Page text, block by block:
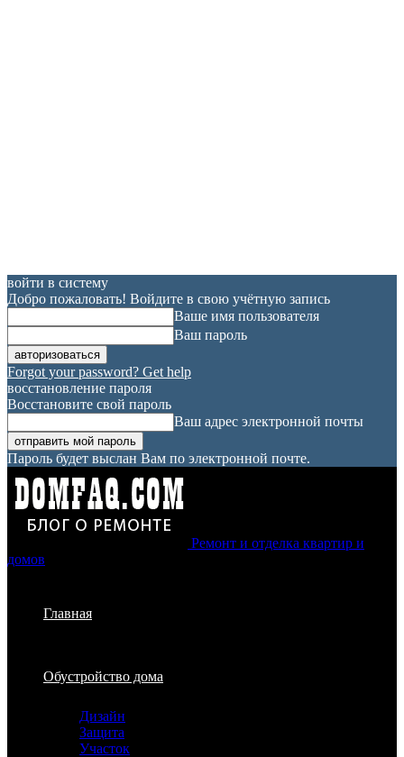
войти в систему
Добро пожаловать! Войдите в свою учётную запись
Ваше имя пользователя
Ваш пароль
Forgot your password? Get help
восстановление пароля
Восстановите свой пароль
Ваш адрес электронной почты
Пароль будет выслан Вам по электронной почте.
Ремонт и отделка квартир и
домов
Главная
Обустройство дома
Дизайн
Защита
Участок